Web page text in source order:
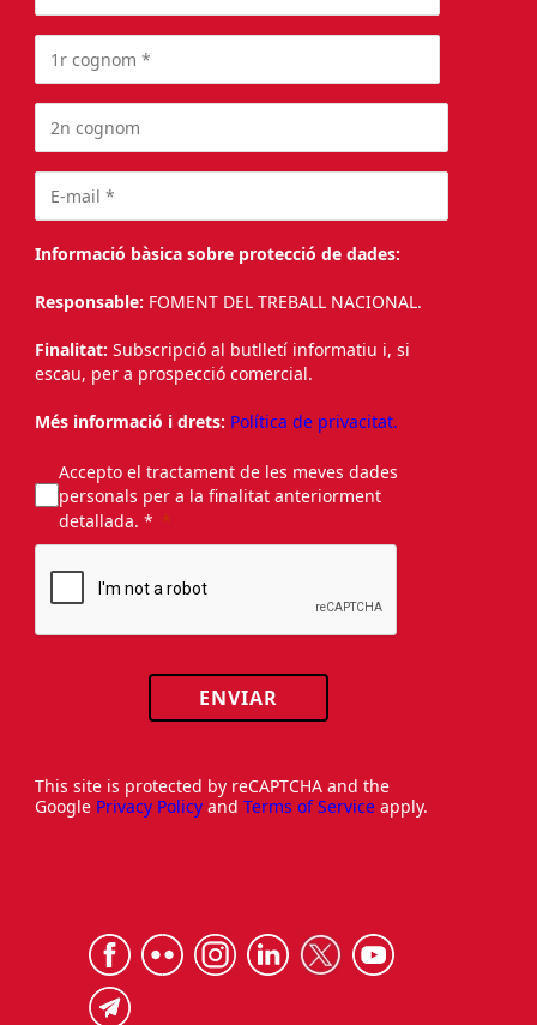
Informació bàsica sobre protecció de dades:
Responsable: FOMENT DEL TREBALL NACIONAL.
Finalitat: Subscripció al butlletí informatiu i, si
escau, per a prospecció comercial.
Més informació i drets: Política de privacitat.
Accepto el tractament de les meves dades
personals per a la finalitat anteriorment
detallada. *
ENVIAR
This site is protected by reCAPTCHA and the
Google Privacy Policy and Terms of Service apply.